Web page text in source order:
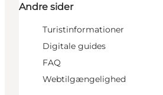
Andre sider
Turistinformationer
Digitale guides
FAQ
Webtilgængelighed